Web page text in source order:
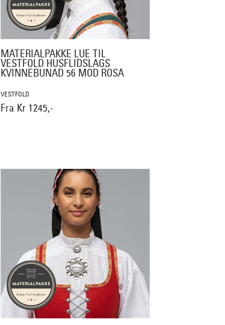
MATERIALPAKKE LUE TIL
VESTFOLD HUSFLIDSLAGS
KVINNEBUNAD 56 MOD ROSA
VESTFOLD
Fra Kr 1245,-